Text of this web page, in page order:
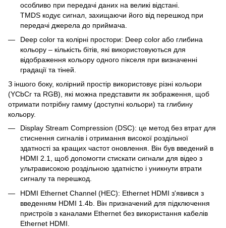
особливо при передачі даних на великі відстані.
TMDS кодує сигнал, захищаючи його від перешкод при
передачі джерела до приймача.
Deep color та колірні простори: Deep color або глибина
кольору – кількість бітів, які використовуються для
відображення кольору одного пікселя при визначенні
градації та тіней.
З іншого боку, колірний простір використовує різні кольори
(YCbCr та RGB), які можна представити як зображення, щоб
отримати потрібну гамму (доступні кольори) та глибину
кольору.
Display Stream Compression (DSC): це метод без втрат для
стиснення сигналів і отримання високої роздільної
здатності за кращих частот оновлення. Він був введений в
HDMI 2.1, щоб допомогти стискати сигнали для відео з
ультрависокою роздільною здатністю і уникнути втрати
сигналу та перешкод.
HDMI Ethernet Channel (HEC): Ethernet HDMI з'явився з
введенням HDMI 1.4b. Він призначений для підключення
пристроїв з каналами Ethernet без використання кабелів
Ethernet HDMI.